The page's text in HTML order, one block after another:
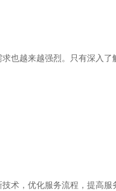
也越来越强烈。只有深入
术，优化服务流程，提高